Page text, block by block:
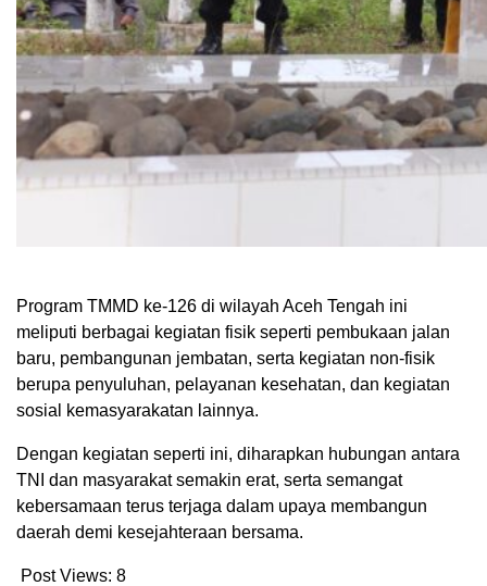
Program TMMD ke-126 di wilayah Aceh Tengah ini
meliputi berbagai kegiatan fisik seperti pembukaan jalan
baru, pembangunan jembatan, serta kegiatan non-fisik
berupa penyuluhan, pelayanan kesehatan, dan kegiatan
sosial kemasyarakatan lainnya.
Dengan kegiatan seperti ini, diharapkan hubungan antara
TNI dan masyarakat semakin erat, serta semangat
kebersamaan terus terjaga dalam upaya membangun
daerah demi kesejahteraan bersama.
Post Views: 8